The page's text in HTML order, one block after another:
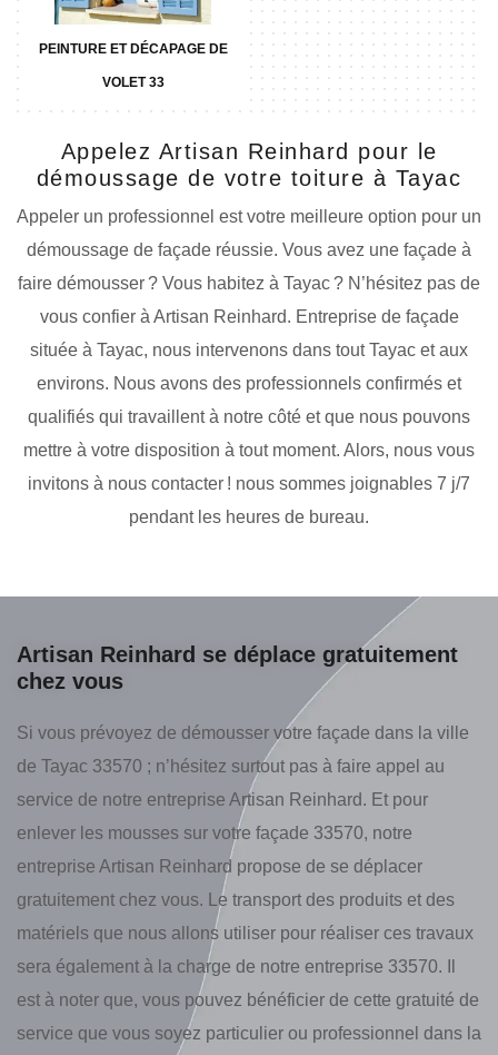
PEINTURE ET DÉCAPAGE DE
VOLET 33
Appelez Artisan Reinhard pour le
démoussage de votre toiture à Tayac
Appeler un professionnel est votre meilleure option pour un
démoussage de façade réussie. Vous avez une façade à
faire démousser ? Vous habitez à Tayac ? N’hésitez pas de
vous confier à Artisan Reinhard. Entreprise de façade
située à Tayac, nous intervenons dans tout Tayac et aux
environs. Nous avons des professionnels confirmés et
qualifiés qui travaillent à notre côté et que nous pouvons
mettre à votre disposition à tout moment. Alors, nous vous
invitons à nous contacter ! nous sommes joignables 7 j/7
pendant les heures de bureau.
Artisan Reinhard se déplace gratuitement
chez vous
Si vous prévoyez de démousser votre façade dans la ville
de Tayac 33570 ; n’hésitez surtout pas à faire appel au
service de notre entreprise Artisan Reinhard. Et pour
enlever les mousses sur votre façade 33570, notre
entreprise Artisan Reinhard propose de se déplacer
gratuitement chez vous. Le transport des produits et des
matériels que nous allons utiliser pour réaliser ces travaux
sera également à la charge de notre entreprise 33570. Il
est à noter que, vous pouvez bénéficier de cette gratuité de
service que vous soyez particulier ou professionnel dans la